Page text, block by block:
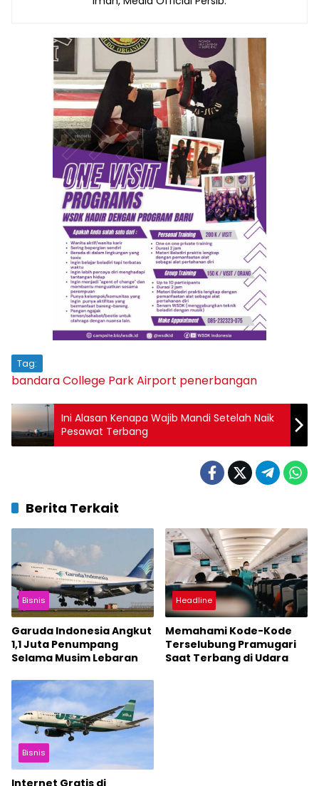
Tag:
bandaraCollege Park Airport penerbangan
Ini Alasan Kenapa Wajib Mandi Setelah Naik
Pesawat Terbang
Berita Terkait
Bisnis
Garuda Indonesia Angkut
1,1 Juta Penumpang
Selama Musim Lebaran
Headline
Memahami Kode-Kode
Terselubung Pramugari
Saat Terbang di Udara
Bisnis